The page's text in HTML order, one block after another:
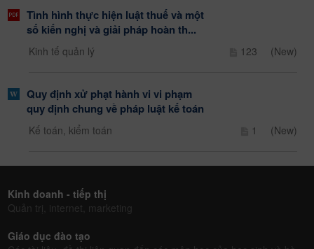
Tình hình thực hiện luật thuế và một
số kiến nghị và giải pháp hoàn th...
Kinh tế quản lý 123 (New)
Quy định xử phạt hành vi vi phạm
quy định chung về pháp luật kế toán
Kế toán, kiểm toán 1 (New)
Kinh doanh - tiếp thị
Quản trị, internet, marketing
Giáo dục đào tạo